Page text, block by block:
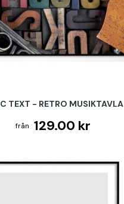
TEXT - RETRO MUSIKTAVLA
129.00 kr